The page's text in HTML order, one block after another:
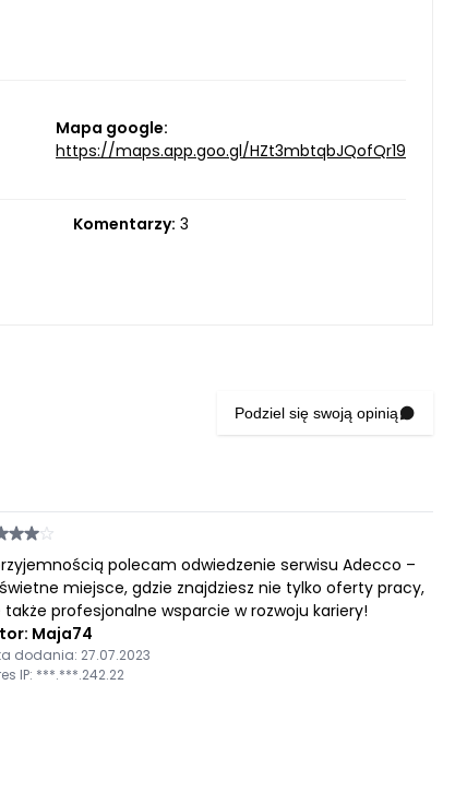
Mapa google:
https://maps.app.goo.gl/HZt3mbtqbJQofQr19
Komentarzy: 3
Podziel się swoją opinią
polecam odwiedzenie serwisu Adecco –
miejsce, gdzie znajdziesz nie tylko oferty pracy,
także profesjonalne wsparcie w rozwoju kariery!
Maja74
dodania: 27.07.2023
IP: ***.***.242.22